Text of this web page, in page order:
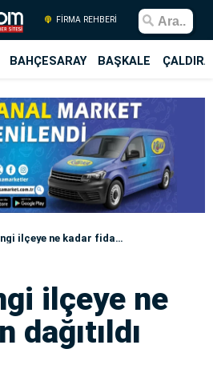
FİRMA REHBERİ
BAHÇESARAY BAŞKALE
ne kadar fidan dağıtıldı
ilçeye ne